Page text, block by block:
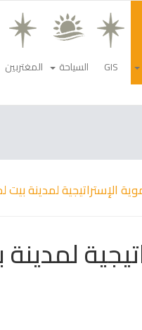
GIS السياحة المغتربين
لمدينة بيت لحم